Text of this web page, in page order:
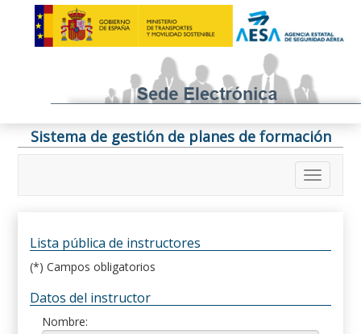
Sistema de gestión de planes de formación
Lista pública de instructores
(*) Campos obligatorios
Datos del instructor
Nombre: